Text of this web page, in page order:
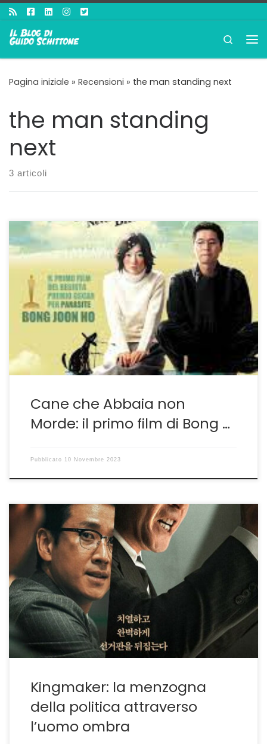
Passa al contenuto
Search
Pagina iniziale » Recensioni » the man standing next
the man standing
next
3 articoli
La coerenza della poetica attraverso il surreale TRE
ANNI prima di Memories of Murder–Lo scandalo di una
distribuzione mancata– tredici di Snowpiercer-
Snowpiercer, viaggio nell’indole umana senza retorica-
diciannove di Parasite-Sembra Goldoni ma è Parasite,
perfetto congegno ad orologeria che smaschera
un’intera società– Bong Joon-ho aveva già le idee
precise. Per questo […]
Cane che Abbaia non
Morde: il primo film di Bong …
Pubblicato 10 Novembre 2023
Dalla Corea del Sud un altro film politico sulla propria
storia recente IL KINGMAKER è qualcosa in più di uno
spin doctor. È colui che in politica traccia la linea di
azione, i mezzi attraverso cui giungere all’obiettivo. È
anche il titolo di un ottimo film del sucoreano Byun
Sung-Hyun […]
Kingmaker: la menzogna
della politica attraverso
l’uomo ombra